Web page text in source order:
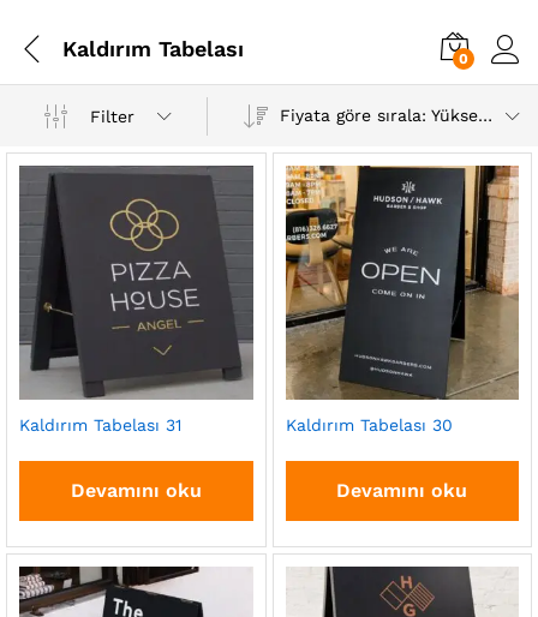
Kaldırım Tabelası 0
Filter Fiyata göre sırala: Yüksekten düşüğe
Kaldırım Tabelası 31
Devamını oku
Kaldırım Tabelası 30
Devamını oku